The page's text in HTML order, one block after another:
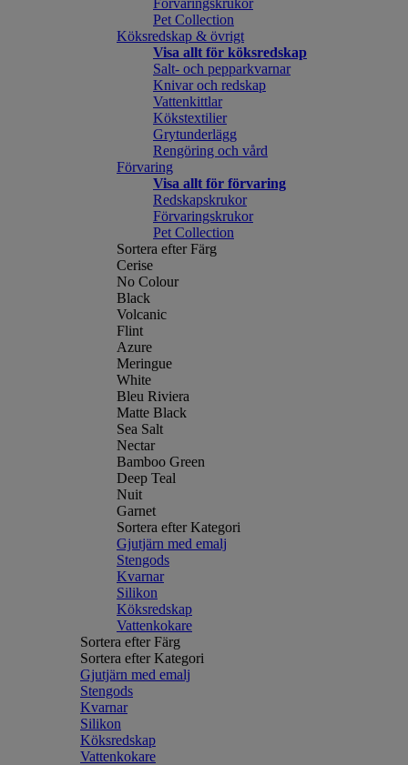
Förvaringskrukor
Pet Collection
Köksredskap & övrigt
Visa allt för köksredskap
Salt- och pepparkvarnar
Knivar och redskap
Vattenkittlar
Kökstextilier
Grytunderlägg
Rengöring och vård
Förvaring
Visa allt för förvaring
Redskapskrukor
Förvaringskrukor
Pet Collection
Sortera efter Färg
Cerise
No Colour
Black
Volcanic
Flint
Azure
Meringue
White
Bleu Riviera
Matte Black
Sea Salt
Nectar
Bamboo Green
Deep Teal
Nuit
Garnet
Sortera efter Kategori
Gjutjärn med emalj
Stengods
Kvarnar
Silikon
Köksredskap
Vattenkokare
Sortera efter Färg
Sortera efter Kategori
Gjutjärn med emalj
Stengods
Kvarnar
Silikon
Köksredskap
Vattenkokare